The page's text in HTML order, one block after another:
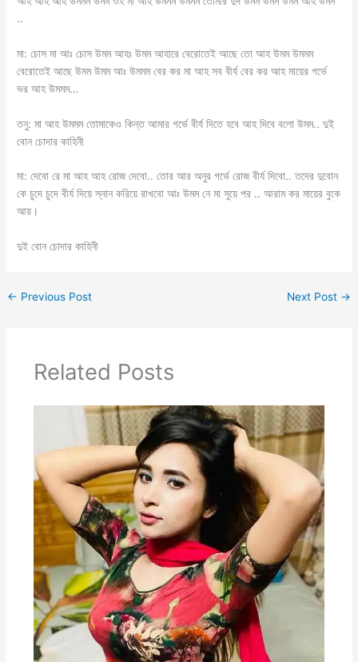
..
মা: চোস মা আঃ চোস উমম আহঃ উমম আহারে বেরোতেই আছে তো আহ উমম উমমম
বেরোতেই আছে উমম উমম আঃ উমমম বের কর মা আহ সব বীর্য বের কর আহ মায়ের গর্ভে
ভর আহ উমমম…
তনু: মা আহ উমমম তোমাকেও কিন্ত আমার গর্ভে বীর্য দিতে হবে আহ দিবে বলো উমম.. দুই
বোন চোদার কাহিনী
মা: দেবো রে মা আহ আহ রোজ দেবো.. তোর আর অনুর গর্ভে রোজ বীর্য দিবো.. তদের দুবোন
কে চুদে চুদে বীর্য দিয়ে স্নান করিয়ে রাখবো আঃ উমম নে মা সুয়ে পর .. আরাম কর মায়ের বুকে
আয়।
দুই বোন চোদার কাহিনী
← Previous Post Next Post →
Related Posts